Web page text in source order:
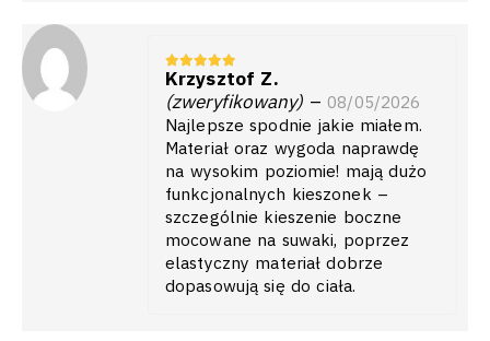
5z 5
Krzysztof Z.
(zweryfikowany) – 08/05/2026
Najlepsze spodnie jakie miałem.
Materiał oraz wygoda naprawdę
na wysokim poziomie! mają dużo
funkcjonalnych kieszonek –
szczególnie kieszenie boczne
mocowane na suwaki, poprzez
elastyczny materiał dobrze
dopasowują się do ciała.